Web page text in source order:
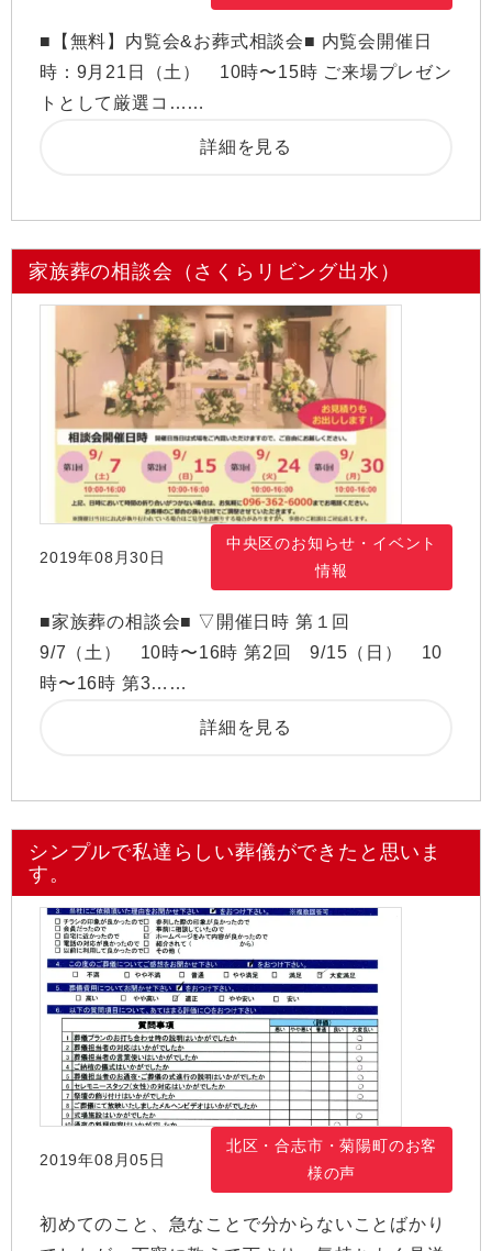
■【無料】内覧会&お葬式相談会■ 内覧会開催日
時：9月21日（土） 10時〜15時 ご来場プレゼン
トとして厳選コ……
詳細を見る
家族葬の相談会（さくらリビング出水）
2019年08月30日
中央区のお知らせ・イベント
情報
■家族葬の相談会■ ▽開催日時 第１回
9/7（土） 10時〜16時 第2回 9/15（日） 10
時〜16時 第3……
詳細を見る
シンプルで私達らしい葬儀ができたと思いま
す。
2019年08月05日
北区・合志市・菊陽町のお客
様の声
初めてのこと、急なことで分からないことばかり